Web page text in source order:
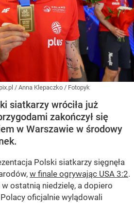
/ Anna Klepaczko / Fotopyk
siatkarzy wróciła już
zakończył się
w Warszawie w środowy
Polski siatkarzy sięgnęła
w finale ogrywając USA 3:2.
ostatnią niedzielę, a dopiero
oficjalnie wylądowali